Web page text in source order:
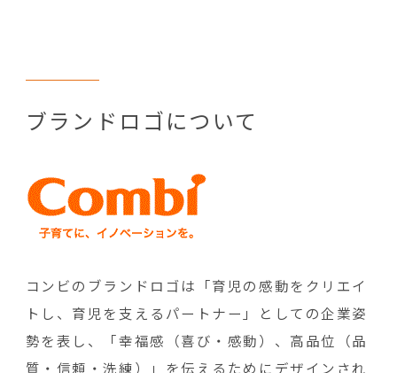
ブランドロゴについて
コンビのブランドロゴは「育児の感動をクリエイ
トし、育児を支えるパートナー」としての企業姿
勢を表し、「幸福感（喜び・感動）、高品位（品
質・信頼・洗練）」を伝えるためにデザインされ